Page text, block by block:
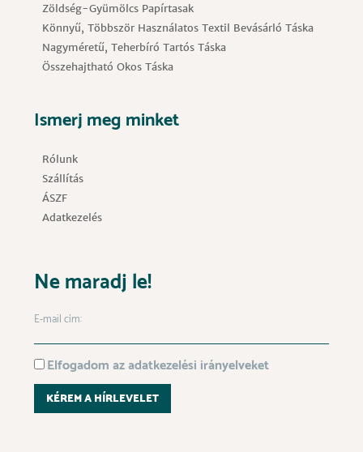
Zöldség-Gyümölcs Papírtasak
Könnyű, Többször Használatos Textil Bevásárló Táska
Nagyméretű, Teherbíró Tartós Táska
Összehajtható Okos Táska
Ismerj meg minket
Rólunk
Szállítás
ÁSZF
Adatkezelés
Ne maradj le!
E-mail cím:
Elfogadom az adatkezelési irányelveket
KÉREM A HÍRLEVELET